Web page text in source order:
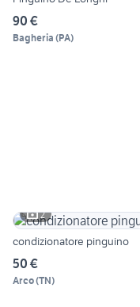
90 €
Bagheria (PA)
2
condizionatore pinguino
50 €
Arco(TN)